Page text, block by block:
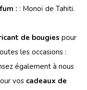
: : Monoï de Tahiti.
de bougies pour
les occasions :
également à nous
vos cadeaux de